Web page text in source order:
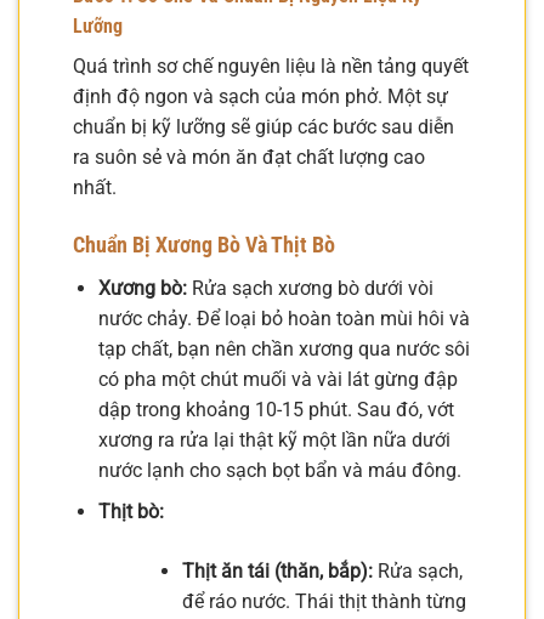
Lưỡng
Quá trình sơ chế nguyên liệu là nền tảng quyết
định độ ngon và sạch của món phở. Một sự
chuẩn bị kỹ lưỡng sẽ giúp các bước sau diễn
ra suôn sẻ và món ăn đạt chất lượng cao
nhất.
Chuẩn Bị Xương Bò Và Thịt Bò
Xương bò:Rửa sạch xương bò dưới vòi
nước chảy. Để loại bỏ hoàn toàn mùi hôi và
tạp chất, bạn nên chần xương qua nước sôi
có pha một chút muối và vài lát gừng đập
dập trong khoảng 10-15 phút. Sau đó, vớt
xương ra rửa lại thật kỹ một lần nữa dưới
nước lạnh cho sạch bọt bẩn và máu đông.
Thịt bò:
Thịt ăn tái (thăn, bắp):Rửa sạch,
để ráo nước. Thái thịt thành từng